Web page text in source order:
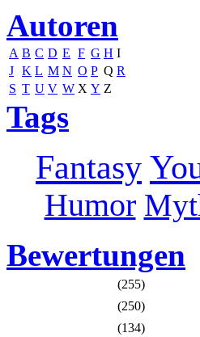
Autoren
A B C D E F G H I
J K L M N O P Q R
S T U V W X Y Z
Tags
Fantasy
Humor
Bewertungen
(255)
(250)
(134)